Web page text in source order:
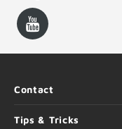
Contact
Tips & Tricks